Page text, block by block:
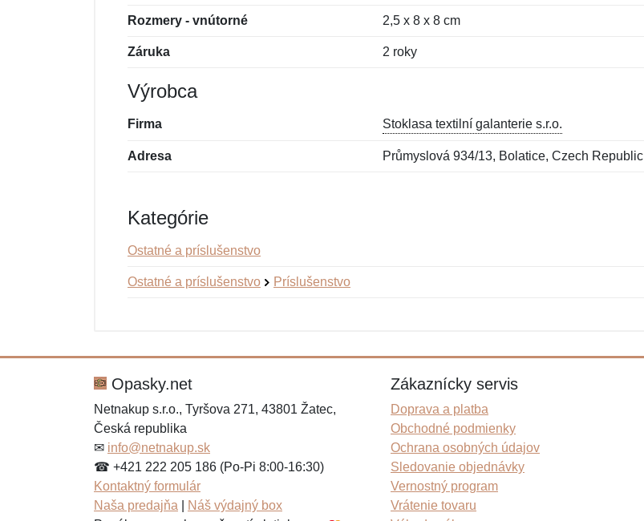
Rozmery - vnútorné 2,5 x 8 x 8 cm
Záruka 2 roky
Výrobca
Firma Stoklasa textilní galanterie s.r.o.
Adresa Průmyslová 934/13, Bolatice, Czech Republic
Kategórie
Ostatné a príslušenstvo
Ostatné a príslušenstvo Príslušenstvo
Správa*
Správa*
Opasky.net
Netnakup s.r.o., Tyršova 271, 43801 Žatec,
Česká republika
✉ info@netnakup.sk
☎ +421 222 205 186 (Po-Pi 8:00-16:30)
Kontaktný formulár
Naša predajňa
Náš výdajný box
Zákaznícky servis
Doprava a platba
Obchodné podmienky
Ochrana osobných údajov
Sledovanie objednávky
Vernostný program
Vrátenie tovaru